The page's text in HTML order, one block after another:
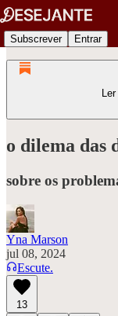
Subscrever Entrar
o dilema das
sobre os
Yna Marson
jul 08, 2024
Escute.
13